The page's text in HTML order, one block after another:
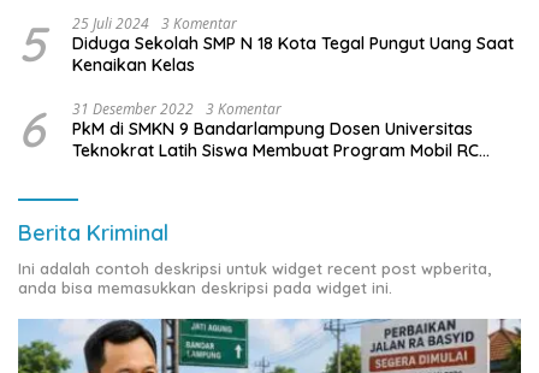
5 25 Juli 2024 3 Komentar
Diduga Sekolah SMP N 18 Kota Tegal Pungut Uang Saat
Kenaikan Kelas
6 31 Desember 2022 3 Komentar
PkM di SMKN 9 Bandarlampung Dosen Universitas
Teknokrat Latih Siswa Membuat Program Mobil RC
Berita Kriminal
Ini adalah contoh deskripsi untuk widget recent post wpberita,
anda bisa memasukkan deskripsi pada widget ini.